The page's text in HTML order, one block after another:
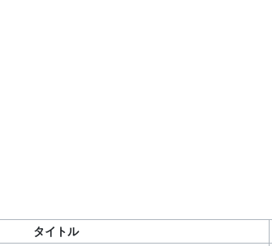
タイトル